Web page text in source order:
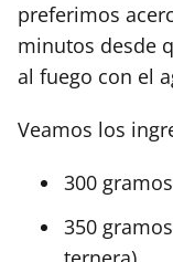
preferimos
minutos desde
al fuego con el
Veamos los
300
350